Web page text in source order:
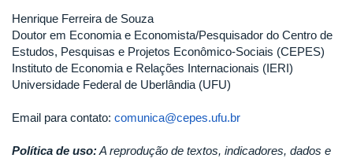
Henrique Ferreira de Souza
Doutor em Economia e Economista/Pesquisador do Centro de
Estudos, Pesquisas e Projetos Econômico-Sociais (CEPES)
Instituto de Economia e Relações Internacionais (IERI)
Universidade Federal de Uberlândia (UFU)
Email para contato: comunica@cepes.ufu.br
Política de uso:A reprodução de textos, indicadores, dados e